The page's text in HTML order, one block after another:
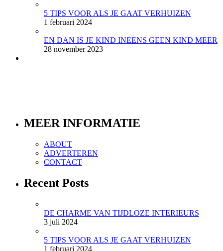
5 TIPS VOOR ALS JE GAAT VERHUIZEN
1 februari 2024
EN DAN IS JE KIND INEENS GEEN KIND MEER
28 november 2023
MEER INFORMATIE
ABOUT
ADVERTEREN
CONTACT
Recent Posts
DE CHARME VAN TIJDLOZE INTERIEURS
3 juli 2024
5 TIPS VOOR ALS JE GAAT VERHUIZEN
1 februari 2024